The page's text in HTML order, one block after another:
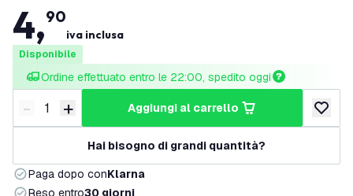
4,90
iva inclusa
Disponibile
Ordine effettuato entro le 22:00, spedito oggi
Riduci quantità
- Aumenta quantità
+ aggiungi al carrello
Hai bisogno di grandi quantità?
Paga dopo conKlarna
Reso entro30 giorni